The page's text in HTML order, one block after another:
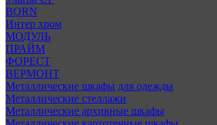
BORN
Интер хром
МОДУЛЬ
ПРАЙМ
ФОРЕСТ
ВЕРМОНТ
Металлические шкафы для одежды
Металлические стеллажи
Металлические архивные шкафы